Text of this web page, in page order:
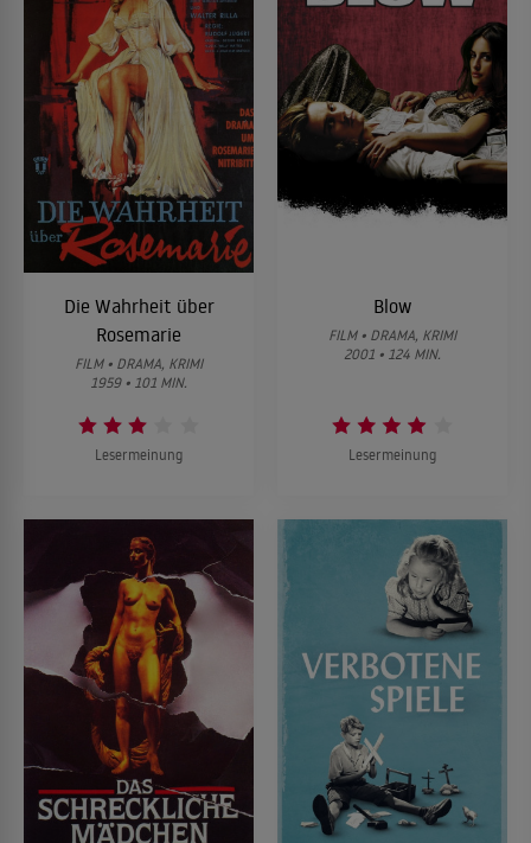
Die Wahrheit über
Rosemarie
FILM • DRAMA, KRIMI
1959 • 101 MIN.
Lesermeinung
Blow
FILM • DRAMA, KRIMI
2001 • 124 MIN.
Lesermeinung